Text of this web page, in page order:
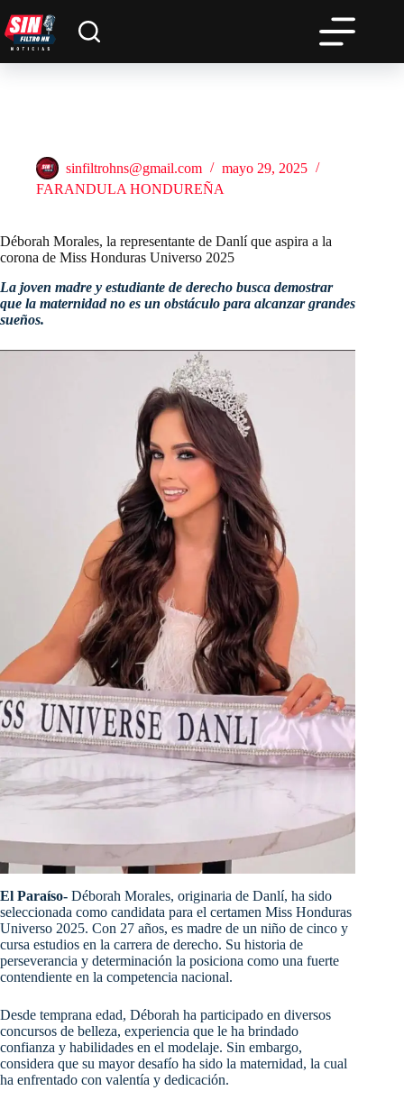
al
contenido
sinfiltrohns@gmail.com
mayo 29, 2025
FARANDULA HONDUREÑA
Déborah Morales, la representante de Danlí que aspira a la
corona de Miss Honduras Universo 2025
La joven madre y estudiante de derecho busca demostrar
que la maternidad no es un obstáculo para alcanzar grandes
sueños.
El Paraíso- Déborah Morales, originaria de Danlí, ha sido
seleccionada como candidata para el certamen Miss Honduras
Universo 2025. Con 27 años, es madre de un niño de cinco y
cursa estudios en la carrera de derecho. Su historia de
perseverancia y determinación la posiciona como una fuerte
contendiente en la competencia nacional.
Desde temprana edad, Déborah ha participado en diversos
concursos de belleza, experiencia que le ha brindado
confianza y habilidades en el modelaje. Sin embargo,
considera que su mayor desafío ha sido la maternidad, la cual
ha enfrentado con valentía y dedicación.